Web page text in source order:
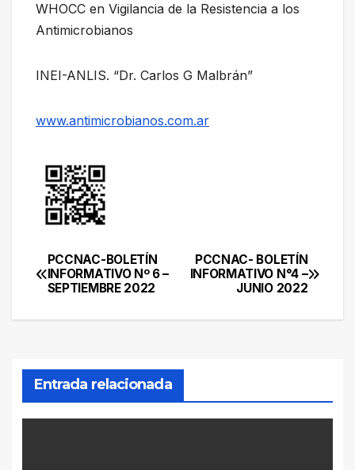
WHOCC en Vigilancia de la Resistencia a los
Antimicrobianos
INEI-ANLIS. “Dr. Carlos G Malbrán”
www.antimicrobianos.com.ar
Navegación
de
PCCNAC- BOLETÍN
INFORMATIVO N°4 –
JUNIO 2022
PCCNAC-BOLETÍN
INFORMATIVO Nº 6 –
SEPTIEMBRE 2022
Entrada relacionada